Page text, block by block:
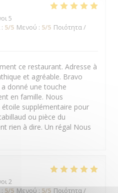
5
: 5/5 Μενού : 5/5 Ποιότητα /
ce restaurant. Adresse à
et agréable. Bravo
donné une touche
en famille. Nous
supplémentaire pour
ou pièce du
rien à dire. Un régal Nous
2
: 5/5 Μενού : 5/5 Ποιότητα /